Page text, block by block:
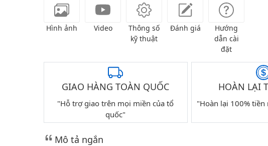
Hình ảnh Video
Thông số
kỹ thuật
Đánh giá
Hướng
dẫn cài
đặt
GIAO HÀNG TOÀN QUỐC
"Hỗ trợ giao trên mọi miền của tổ
quốc"
HOÀN LẠI
"Hoàn lại 100%
Mô tả ngắn